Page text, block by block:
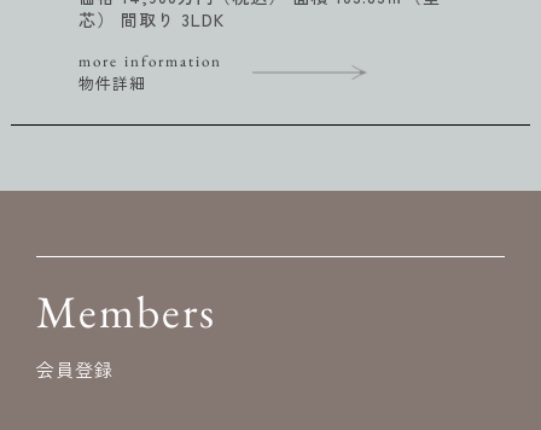
芯） 間取り 3LDK
more information
物件詳細
Members
会員登録